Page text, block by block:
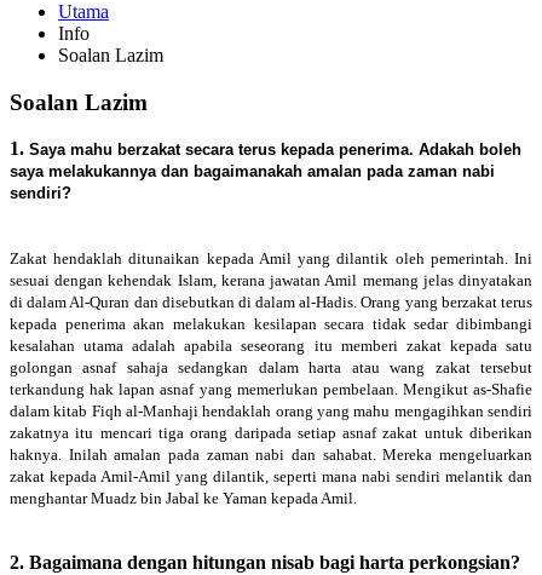
Utama
Info
Soalan Lazim
Soalan Lazim
1. Saya mahu berzakat secara terus kepada penerima. Adakah boleh
saya melakukannya dan bagaimanakah amalan pada zaman nabi
sendiri?
Zakat hendaklah ditunaikan kepada Amil yang dilantik oleh pemerintah. Ini
sesuai dengan kehendak Islam, kerana jawatan Amil memang jelas dinyatakan
di dalam Al-Quran dan disebutkan di dalam al-Hadis. Orang yang berzakat terus
kepada penerima akan melakukan kesilapan secara tidak sedar dibimbangi
kesalahan utama adalah apabila seseorang itu memberi zakat kepada satu
golongan asnaf sahaja sedangkan dalam harta atau wang zakat tersebut
terkandung hak lapan asnaf yang memerlukan pembelaan. Mengikut as-Shafie
dalam kitab Fiqh al-Manhaji hendaklah orang yang mahu mengagihkan sendiri
zakatnya itu mencari tiga orang daripada setiap asnaf zakat untuk diberikan
haknya. Inilah amalan pada zaman nabi dan sahabat. Mereka mengeluarkan
zakat kepada Amil-Amil yang dilantik, seperti mana nabi sendiri melantik dan
menghantar Muadz bin Jabal ke Yaman kepada Amil.
2. Bagaimana dengan hitungan nisab bagi harta perkongsian?